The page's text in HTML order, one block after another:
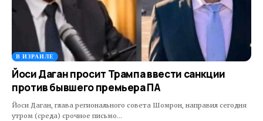
В ИЗРАИЛЕ
Йоси Даган просит Трампа ввести санкции
против бывшего премьера ПА
Йоси Даган, глава регионального совета Шомрон, направил сегодня
утром (среда) срочное письмо…